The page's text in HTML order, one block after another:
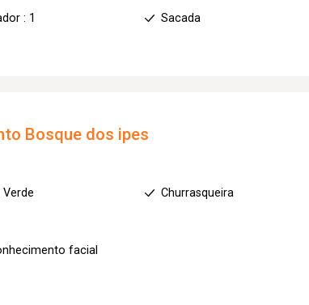
: 1
Sacada
Bosque dos ipes
Churrasqueira
facial